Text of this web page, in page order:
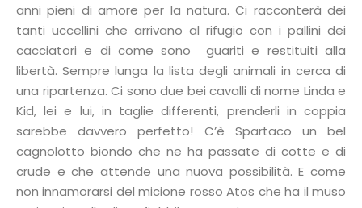
anni pieni di amore per la natura. Ci racconterà dei
tanti uccellini che arrivano al rifugio con i pallini dei
cacciatori e di come sono guariti e restituiti alla
libertà. Sempre lunga la lista degli animali in cerca di
una ripartenza. Ci sono due bei cavalli di nome Linda e
Kid, lei e lui, in taglie differenti, prenderli in coppia
sarebbe davvero perfetto! C’è Spartaco un bel
cagnolotto biondo che ne ha passate di cotte e di
crude e che attende una nuova possibilità. E come
non innamorarsi del micione rosso Atos che ha il muso